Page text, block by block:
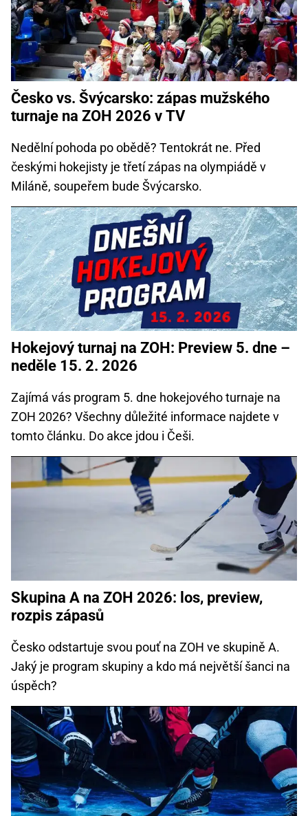
Česko vs. Švýcarsko: zápas mužského
turnaje na ZOH 2026 v TV
Nedělní pohoda po obědě? Tentokrát ne. Před
českými hokejisty je třetí zápas na olympiádě v
Miláně, soupeřem bude Švýcarsko.
Hokejový turnaj na ZOH: Preview 5. dne –
neděle 15. 2. 2026
Zajímá vás program 5. dne hokejového turnaje na
ZOH 2026? Všechny důležité informace najdete v
tomto článku. Do akce jdou i Češi.
Skupina A na ZOH 2026: los, preview,
rozpis zápasů
Česko odstartuje svou pouť na ZOH ve skupině A.
Jaký je program skupiny a kdo má největší šanci na
úspěch?